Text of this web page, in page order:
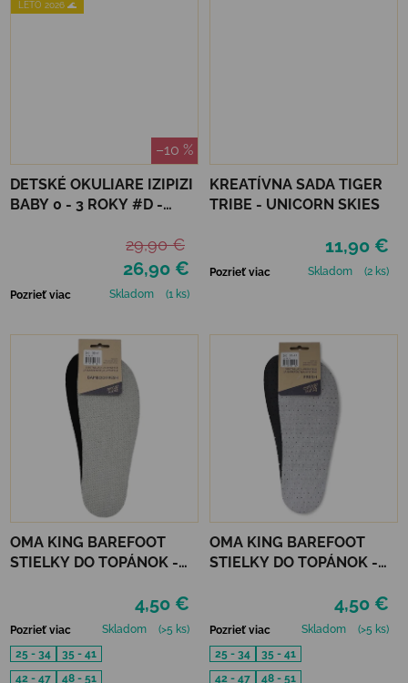
LETO 2026 🌊
–10 %
DETSKÉ OKULIARE IZIPIZI
BABY 0 - 3 ROKY #D -
26,90 €
29,90 €
Pozrieť viac Skladom (1 ks)
KREATÍVNA SADA TIGER
TRIBE - UNICORN SKIES
11,90 €
Pozrieť viac Skladom (2 ks)
OMA KING BAREFOOT
STIELKY DO TOPÁNOK -
4,50 €
Pozrieť viac Skladom
(>5 ks)
25 - 34
35 - 41
42 - 47
48 - 51
OMA KING BAREFOOT
STIELKY DO TOPÁNOK -
4,50 €
Pozrieť viac Skladom
(>5 ks)
25 - 34
35 - 41
42 - 47
48 - 51